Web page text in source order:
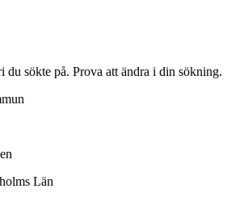
sökte på. Prova att ändra i din sökning.
Län